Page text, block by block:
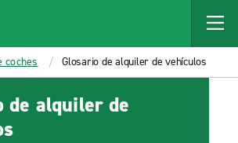
coches Glosario de alquiler de vehículos
de alquiler de